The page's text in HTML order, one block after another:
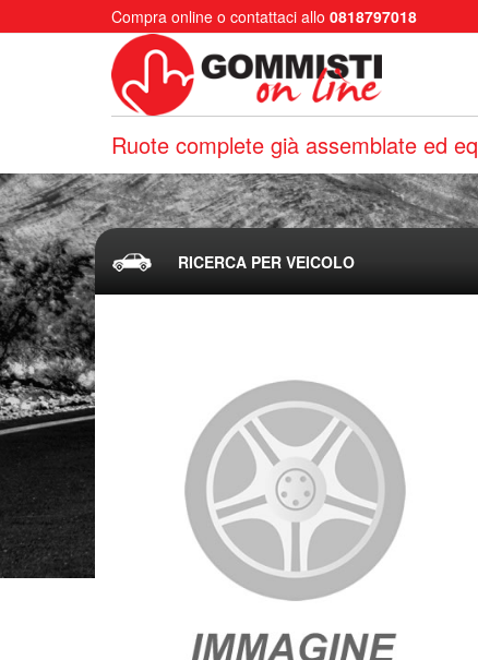
Compra online o contattaci allo 0818797018
Ruote complete già assemblate ed
RICERCA PER VEICOLO